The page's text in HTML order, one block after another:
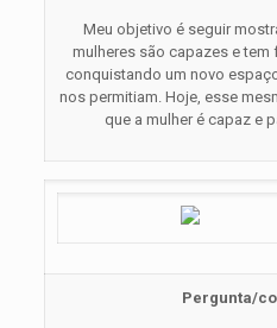
Meu objetivo é seguir
mulheres são capazes e
conquistando um novo
nos permitiam. Hoje, esse
que a mulher é capaz e
Pergunta/